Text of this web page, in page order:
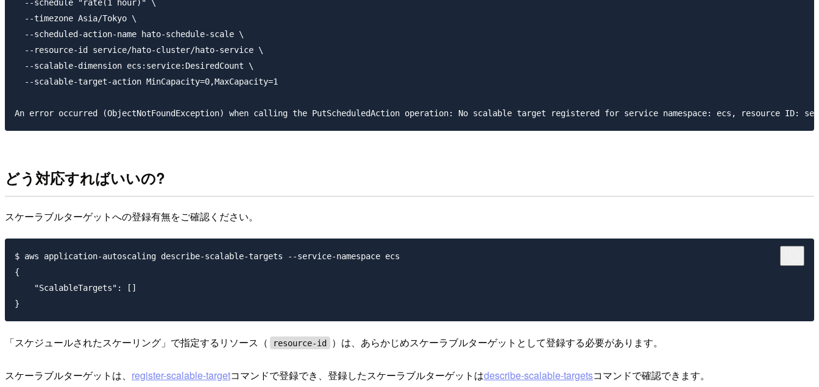
  --schedule "rate(1 hour)" \
  --timezone Asia/Tokyo \
  --scheduled-action-name hato-schedule-scale \
  --resource-id service/hato-cluster/hato-service \
  --scalable-dimension ecs:service:DesiredCount \
  --scalable-target-action MinCapacity=0,MaxCapacity=1
どう対応すればいいの?
スケーラブルターゲットへの登録有無をご確認ください。
$ aws application-autoscaling describe-scalable-targets --service-namespace ecs
{
    "ScalableTargets": []
「スケジュールされたスケーリング」で指定するリソース（ resource-id ）は、あらかじめスケーラブルターゲットとして登録する必要があります。
スケーラブルターゲットは、 register-scalable-targetコマンドで登録でき、登録したスケーラブルターゲットはdescribe-scalable-targetsコマンドで確認できます。